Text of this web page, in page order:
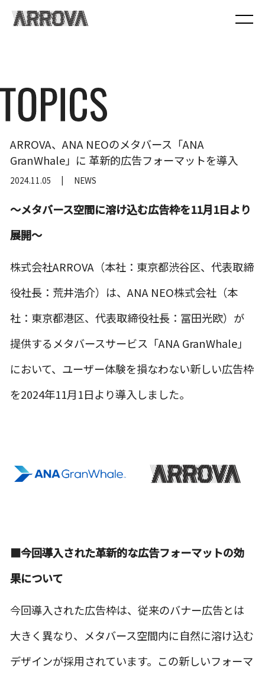
ARROVA、ANA NEOのメタバース「ANA
GranWhale」に 革新的広告フォーマットを導入
2024.11.05 NEWS
〜メタバース空間に溶け込む広告枠を11月1日より
展開〜
株式会社ARROVA（本社：東京都渋谷区、代表取締
役社長：荒井浩介）は、ANA NEO株式会社（本
社：東京都港区、代表取締役社長：冨田光欧）が
提供するメタバースサービス「ANA GranWhale」
において、ユーザー体験を損なわない新しい広告枠
を2024年11月1日より導入しました。
■今回導入された革新的な広告フォーマットの効
果について
今回導入された広告枠は、従来のバナー広告とは
大きく異なり、メタバース空間内に自然に溶け込む
デザインが採用されています。この新しいフォーマ